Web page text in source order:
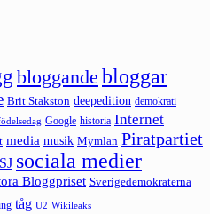
bloggande bloggar
Brit Stakston deepedition demokrati
Google historia Internet
media musik Mymlan Piratpartiet
SJ sociala medier
Bloggpriset Sverigedemokraterna
tåg U2 Wikileaks